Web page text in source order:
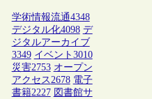
学術情報流通4348
デジタル化4098 デ
ジタルアーカイブ
3349 イベント 3010
災害2753 オープン
アクセス2678 電子
書籍2227 図書館サ